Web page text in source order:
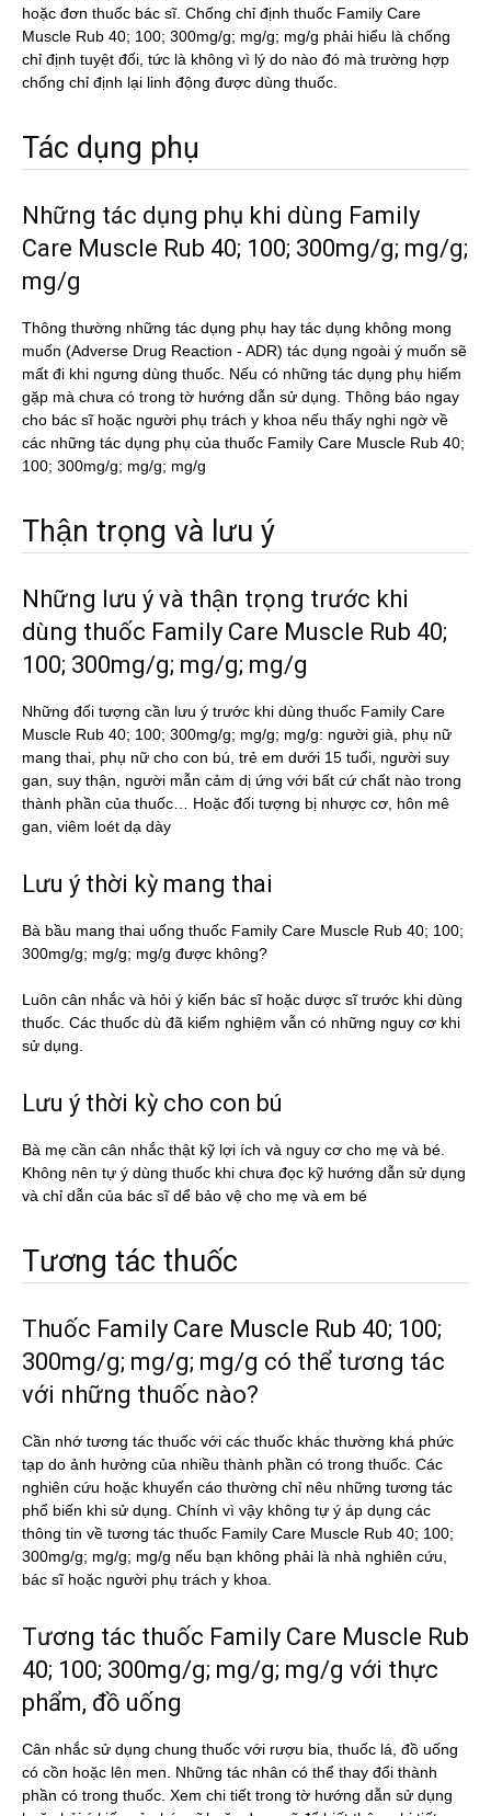
hoặc đơn thuốc bác sĩ. Chống chỉ định thuốc Family Care
Muscle Rub 40; 100; 300mg/g; mg/g; mg/g phải hiểu là chống
chỉ định tuyệt đối, tức là không vì lý do nào đó mà trường hợp
chống chỉ định lại linh động được dùng thuốc.
Tác dụng phụ
Những tác dụng phụ khi dùng Family
Care Muscle Rub 40; 100; 300mg/g; mg/g;
mg/g
Thông thường những tác dụng phụ hay tác dụng không mong
muốn (Adverse Drug Reaction - ADR) tác dụng ngoài ý muốn sẽ
mất đi khi ngưng dùng thuốc. Nếu có những tác dụng phụ hiếm
gặp mà chưa có trong tờ hướng dẫn sử dụng. Thông báo ngay
cho bác sĩ hoặc người phụ trách y khoa nếu thấy nghi ngờ về
các những tác dụng phụ của thuốc Family Care Muscle Rub 40;
100; 300mg/g; mg/g; mg/g
Thận trọng và lưu ý
Những lưu ý và thận trọng trước khi
dùng thuốc Family Care Muscle Rub 40;
100; 300mg/g; mg/g; mg/g
Những đối tượng cần lưu ý trước khi dùng thuốc Family Care
Muscle Rub 40; 100; 300mg/g; mg/g; mg/g: người già, phụ nữ
mang thai, phụ nữ cho con bú, trẻ em dưới 15 tuổi, người suy
gan, suy thận, người mẫn cảm dị ứng với bất cứ chất nào trong
thành phần của thuốc… Hoặc đối tượng bị nhược cơ, hôn mê
gan, viêm loét dạ dày
Lưu ý thời kỳ mang thai
Bà bầu mang thai uống thuốc Family Care Muscle Rub 40; 100;
300mg/g; mg/g; mg/g được không?
Luôn cân nhắc và hỏi ý kiến bác sĩ hoặc dược sĩ trước khi dùng
thuốc. Các thuốc dù đã kiểm nghiệm vẫn có những nguy cơ khi
sử dụng.
Lưu ý thời kỳ cho con bú
Bà mẹ cần cân nhắc thật kỹ lợi ích và nguy cơ cho mẹ và bé.
Không nên tự ý dùng thuốc khi chưa đọc kỹ hướng dẫn sử dụng
và chỉ dẫn của bác sĩ dể bảo vệ cho mẹ và em bé
Tương tác thuốc
Thuốc Family Care Muscle Rub 40; 100;
300mg/g; mg/g; mg/g có thể tương tác
với những thuốc nào?
Cần nhớ tương tác thuốc với các thuốc khác thường khá phức
tạp do ảnh hưởng của nhiều thành phần có trong thuốc. Các
nghiên cứu hoặc khuyến cáo thường chỉ nêu những tương tác
phổ biến khi sử dụng. Chính vì vậy không tự ý áp dụng các
thông tin về tương tác thuốc Family Care Muscle Rub 40; 100;
300mg/g; mg/g; mg/g nếu bạn không phải là nhà nghiên cứu,
bác sĩ hoặc người phụ trách y khoa.
Tương tác thuốc Family Care Muscle Rub
40; 100; 300mg/g; mg/g; mg/g với thực
phẩm, đồ uống
Cân nhắc sử dụng chung thuốc với rượu bia, thuốc lá, đồ uống
có cồn hoặc lên men. Những tác nhân có thể thay đổi thành
phần có trong thuốc. Xem chi tiết trong tờ hướng dẫn sử dụng